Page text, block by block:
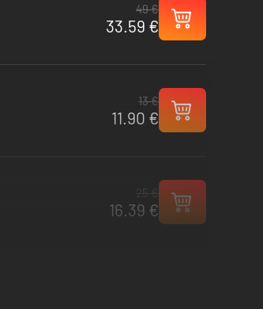
49 €
33.59 €
13 €
11.90 €
16.39 €